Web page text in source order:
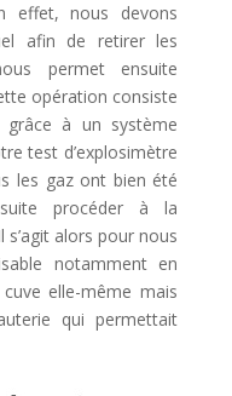
effet, nous devons
afin de retirer les
permet ensuite
opération consiste
à un système
test d’explosimètre
les gaz ont bien été
procéder à la
alors pour nous
notamment en
elle-même mais
qui permettait